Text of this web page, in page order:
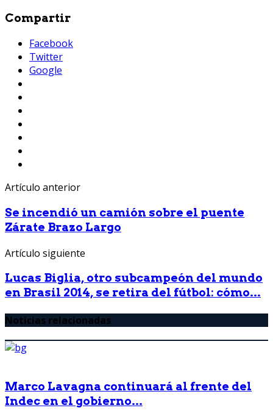
Compartir
Facebook
Twitter
Google
Artículo anterior
Se incendió un camión sobre el puente
Zárate Brazo Largo
Artículo siguiente
Lucas Biglia, otro subcampeón del mundo
en Brasil 2014, se retira del fútbol: cómo...
Noticias relacionadas
Marco Lavagna continuará al frente del
Indec en el gobierno...